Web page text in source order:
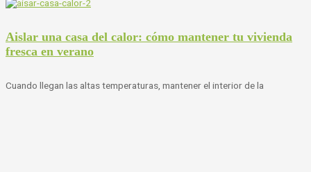
Aislar una casa del calor: cómo mantener tu vivienda
fresca en verano
Cuando llegan las altas temperaturas, mantener el interior de la